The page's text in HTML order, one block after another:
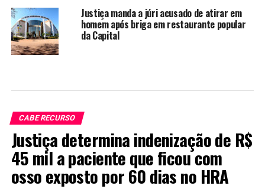
Justiça manda a júri acusado de atirar em
homem após briga em restaurante popular
da Capital
CABE RECURSO
Justiça determina indenização de R$
45 mil a paciente que ficou com
osso exposto por 60 dias no HRA